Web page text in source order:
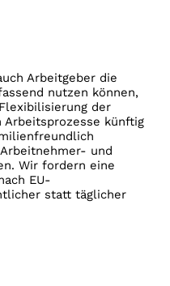
Arbeitgeber die
nutzen können,
der
Arbeitsprozesse künftig
und
Wir fordern eine
EU-
statt täglicher